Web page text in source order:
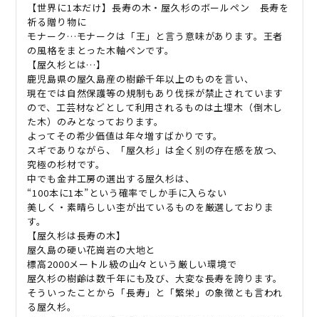
【世界に1本だけ】長寿の木・屋久杉のボールペン 長寿を
祈る贈り物に
モナーク…モナークは「王」と言う意味があります。王者
の風格をまとった木軸ペンです。
【屋久杉とは…】
鹿児島県の屋久島産の樹齢千年以上のものを言い、
現在では自然保護等の規制もあり伐採が禁止されています
ので、工芸材などとして利用されるものは土埋木（倒木し
た木）のみとなっております。
よってその希少価値は年々増すばかりです。
スギでありながら、「屋久杉」は全く別の存在感を放つ、
究極の杉材です。
中でも金井工房の選出する屋久杉は、
“100本に1本” という確率でしか手に入らない
美しく・素晴らしい杢が出ているものを厳選しておりま
す。
【屋久杉は長寿の木】
屋久島の硬い花崗岩の大地と
標高2000メートル級の山々という厳しい環境で
屋久杉の樹齢は数千年にも及び、大変な長寿を誇ります。
そういったことから「長寿」と「繁栄」の象徴とも言われ
る屋久杉。